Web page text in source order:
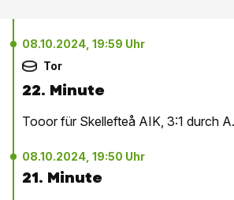
08.10.2024, 19:59 Uhr
Tor
22. Minute
Tooor für Skellefteå AIK, 3:1 durch
08.10.2024, 19:50 Uhr
21. Minute